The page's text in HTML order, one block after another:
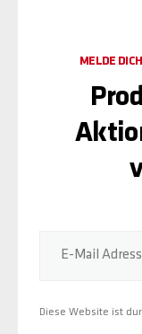
E-Mail
Diese Website ist
MELDE